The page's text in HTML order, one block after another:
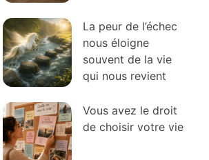
La peur de l’échec
nous éloigne
souvent de la vie
qui nous revient
Vous avez le droit
de choisir votre vie